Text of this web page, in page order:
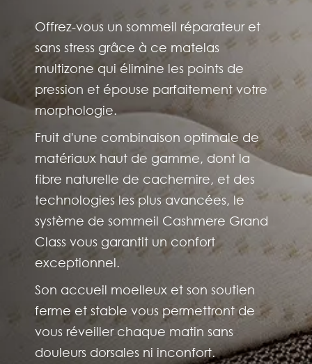
Offrez-vous un sommeil réparateur et
sans stress grâce à ce matelas
multizone qui élimine les points de
pression et épouse parfaitement votre
morphologie.
Fruit d'une combinaison optimale de
matériaux haut de gamme, dont la
fibre naturelle de cachemire, et des
technologies les plus avancées, le
système de sommeil Cashmere Grand
Class vous garantit un confort
exceptionnel.
Son accueil moelleux et son soutien
ferme et stable vous permettront de
vous réveiller chaque matin sans
douleurs dorsales ni inconfort.